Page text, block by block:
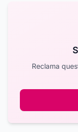
Reclama